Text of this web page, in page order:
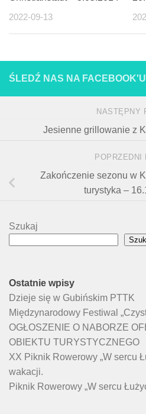
2022-09-13
ŚLEDŹ NAS NA
NASTĘPNY
Jesienne grillowanie z
POPRZEDNI
Zakończenie sezonu w
turystyka –
Szukaj
Ostatnie wpisy
Dzieje się w Gubińskim PTTK
Międzynarodowy Festiwal
OGŁOSZENIE O NABORZE
OBIEKTU TURYSTYCZNEGO
XX Piknik Rowerowy „W sercu
wakacji.
Piknik Rowerowy „W sercu